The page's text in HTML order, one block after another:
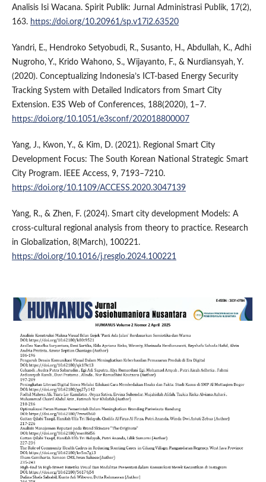
Analisis Isi Wacana. Spirit Publik: Jurnal Administrasi Publik, 17(2),
163. https://doi.org/10.20961/sp.v17i2.63520
Yandri, E., Hendroko Setyobudi, R., Susanto, H., Abdullah, K., Adhi
Nugroho, Y., Krido Wahono, S., Wijayanto, F., & Nurdiansyah, Y.
(2020). Conceptualizing Indonesia’s ICT-based Energy Security
Tracking System with Detailed Indicators from Smart City
Extension. E3S Web of Conferences, 188(2020), 1–7.
https://doi.org/10.1051/e3sconf/202018800007
Yang, J., Kwon, Y., & Kim, D. (2021). Regional Smart City
Development Focus: The South Korean National Strategic Smart
City Program. IEEE Access, 9, 7193–7210.
https://doi.org/10.1109/ACCESS.2020.3047139
Yang, R., & Zhen, F. (2024). Smart city development Models: A
cross-cultural regional analysis from theory to practice. Research
in Globalization, 8(March), 100221.
https://doi.org/10.1016/j.resglo.2024.100221